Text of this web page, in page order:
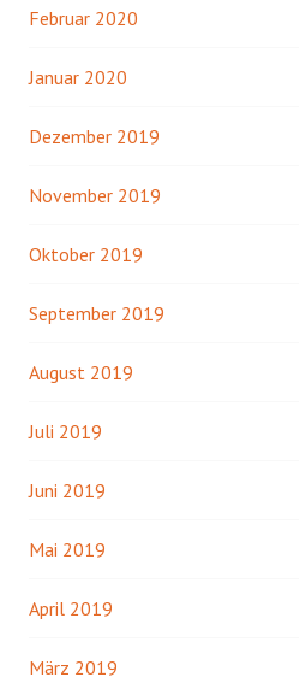
Februar 2020
Januar 2020
Dezember 2019
November 2019
Oktober 2019
September 2019
August 2019
Juli 2019
Juni 2019
Mai 2019
April 2019
März 2019